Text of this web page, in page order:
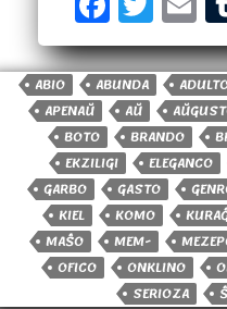
a
c
e
b
o
o
k
w
it
t
e
r
a
il
ABIO ABUNDA
APENAŬ
AŬ
BOTO
BRANDO
EKZILIGI
ELEGANCO
GARBO
GASTO
KIEL
KOMO
MAŜO
MEM-
OFICO
ONKLINO
SERIOZA